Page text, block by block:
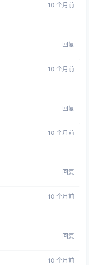
10 个月前
回复
10 个月前
回复
10 个月前
回复
10 个月前
回复
10 个月前